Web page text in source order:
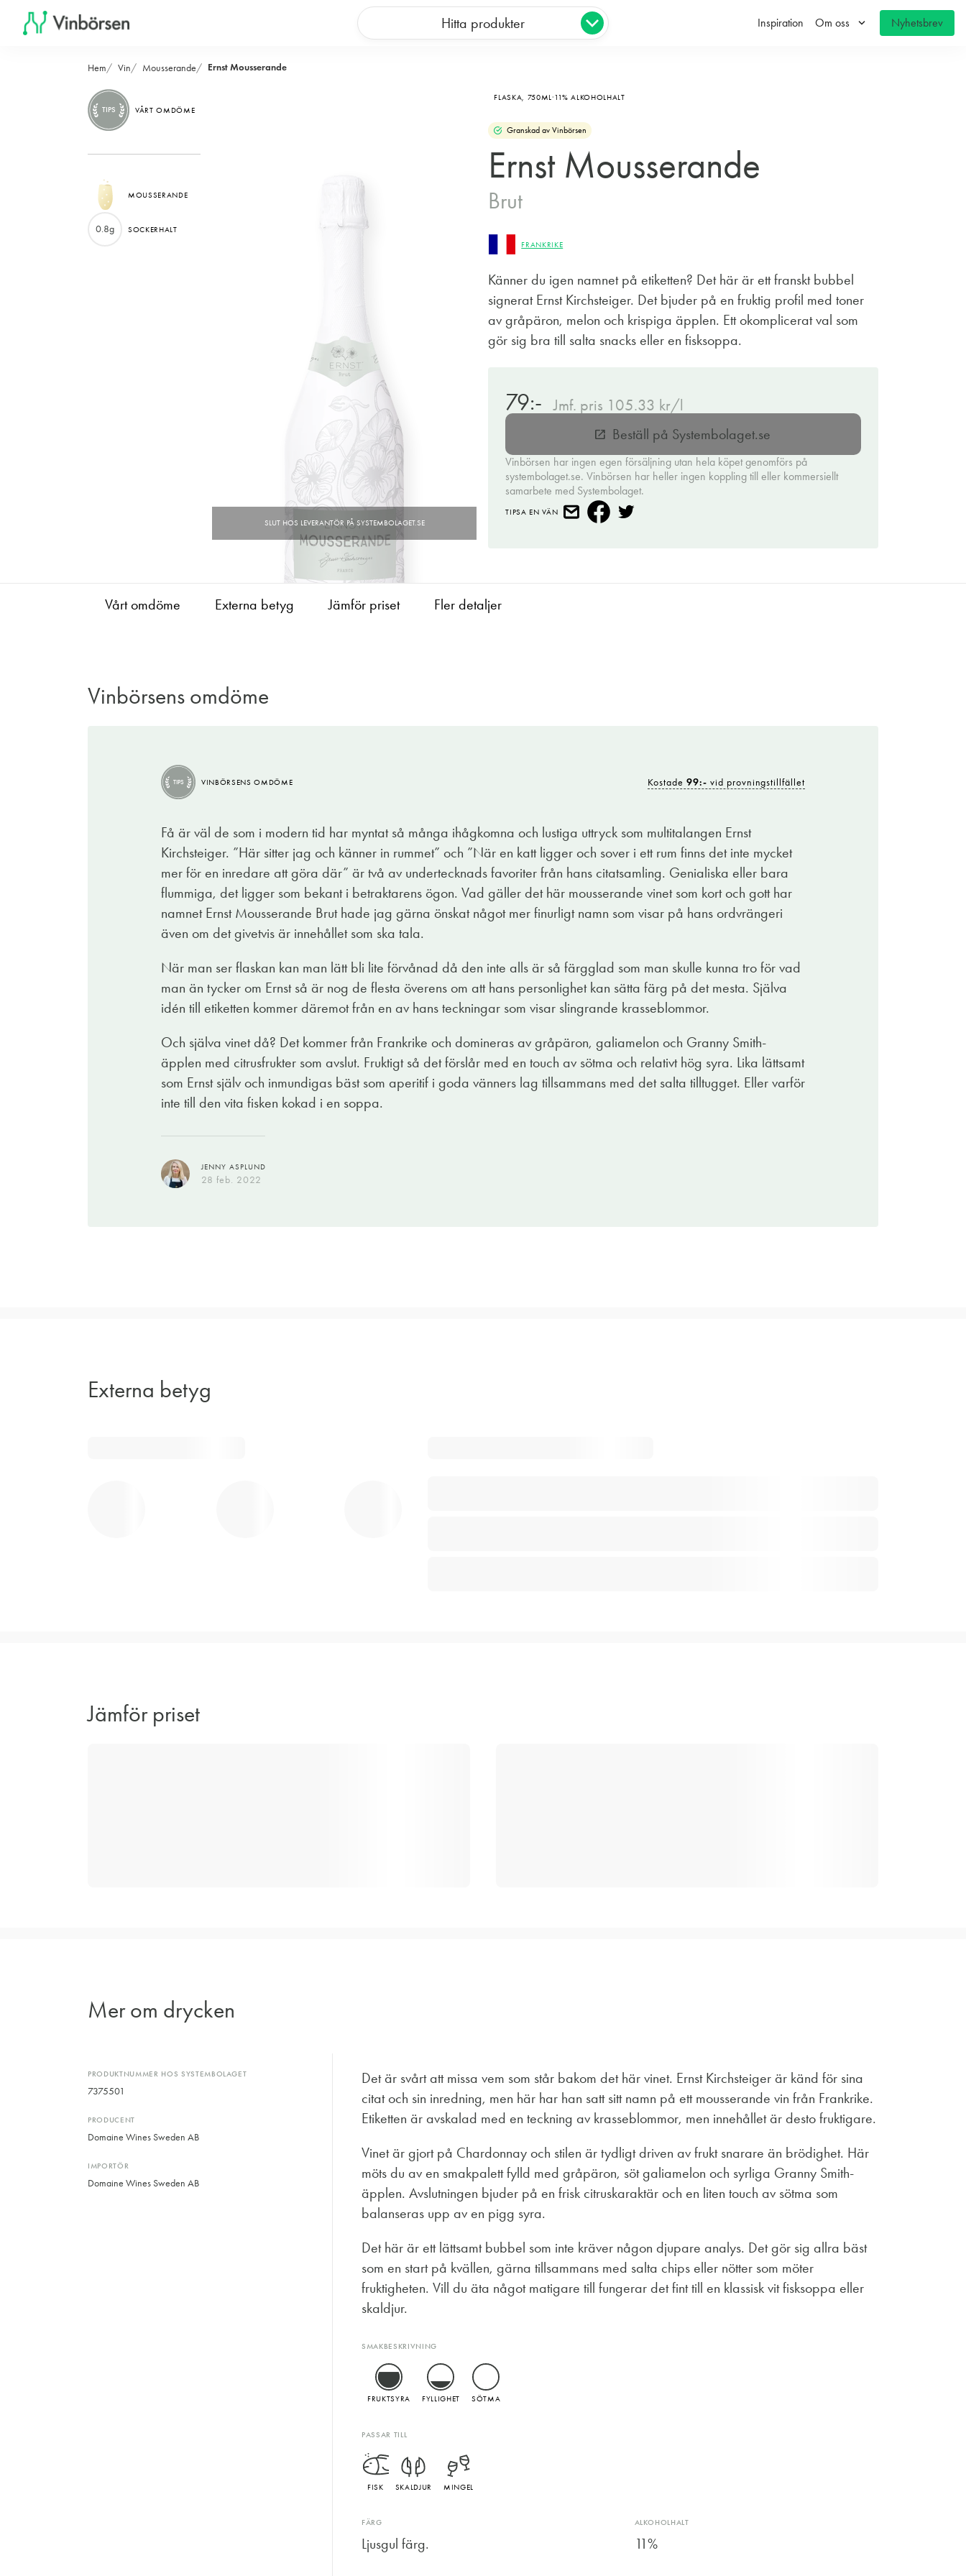
Hitta produkter Inspiration Om oss keyboard_arrow_down Nyhetsbrev
Hem Vin Mousserande Ernst Mousserande
FLASKA, 750ML 11% ALKOHOLHALT
Granskad av Vinbörsen
Ernst Mousserande
Brut
FRANKRIKE
Känner du igen namnet på etiketten? Det här är ett franskt bubbel
signerat Ernst Kirchsteiger. Det bjuder på en fruktig profil med toner
av gråpäron, melon och krispiga äpplen. Ett okomplicerat val som
gör sig bra till salta snacks eller en fisksoppa.
TIPS VÅRT OMDÖME
MOUSSERANDE
0.8g SOCKERHALT
79:- Jmf. pris 105.33 kr/l
open_in_new Beställ på Systembolaget.se
Vinbörsen har ingen egen försäljning utan hela köpet genomförs på
systembolaget.se. Vinbörsen har heller ingen koppling till eller kommersiellt
samarbete med Systembolaget.
TIPSA EN VÄN
Vårt omdöme Externa betyg Jämför priset Fler detaljer
Vinbörsens omdöme
TIPS VINBÖRSENS OMDÖME Kostade99:- vid provningstillfället
Få är väl de som i modern tid har myntat så många ihågkomna och lustiga uttryck som multitalangen Ernst
Kirchsteiger. ”Här sitter jag och känner in rummet” och ”När en katt ligger och sover i ett rum finns det inte mycket
mer för en inredare att göra där” är två av undertecknads favoriter från hans citatsamling. Genialiska eller bara
flummiga, det ligger som bekant i betraktarens ögon. Vad gäller det här mousserande vinet som kort och gott har
namnet Ernst Mousserande Brut hade jag gärna önskat något mer finurligt namn som visar på hans ordvrängeri
även om det givetvis är innehållet som ska tala.
När man ser flaskan kan man lätt bli lite förvånad då den inte alls är så färgglad som man skulle kunna tro för vad
man än tycker om Ernst så är nog de flesta överens om att hans personlighet kan sätta färg på det mesta. Själva
idén till etiketten kommer däremot från en av hans teckningar som visar slingrande krasseblommor.
Och själva vinet då? Det kommer från Frankrike och domineras av gråpäron, galiamelon och Granny Smith-
äpplen med citrusfrukter som avslut. Fruktigt så det förslår med en touch av sötma och relativt hög syra. Lika lättsamt
som Ernst själv och inmundigas bäst som aperitif i goda vänners lag tillsammans med det salta tilltugget. Eller varför
inte till den vita fisken kokad i en soppa.
JENNY ASPLUND
28 feb. 2022
Externa betyg
Jämför priset
Mer om drycken
PRODUKTNUMMER HOS SYSTEMBOLAGET
7375501
PRODUCENT
Domaine Wines Sweden AB
IMPORTÖR
Domaine Wines Sweden AB
Det är svårt att missa vem som står bakom det här vinet. Ernst Kirchsteiger är känd för sina
citat och sin inredning, men här har han satt sitt namn på ett mousserande vin från Frankrike.
Etiketten är avskalad med en teckning av krasseblommor, men innehållet är desto fruktigare.
Vinet är gjort på Chardonnay och stilen är tydligt driven av frukt snarare än brödighet. Här
möts du av en smakpalett fylld med gråpäron, söt galiamelon och syrliga Granny Smith-
äpplen. Avslutningen bjuder på en frisk citruskaraktär och en liten touch av sötma som
balanseras upp av en pigg syra.
Det här är ett lättsamt bubbel som inte kräver någon djupare analys. Det gör sig allra bäst
som en start på kvällen, gärna tillsammans med salta chips eller nötter som möter
fruktigheten. Vill du äta något matigare till fungerar det fint till en klassisk vit fisksoppa eller
skaldjur.
SMAKBESKRIVNING
FRUKTSYRA FYLLIGHET SÖTMA
PASSAR TILL
FISK SKALDJUR MINGEL
FÄRG
Ljusgul färg.
ALKOHOLHALT
11%